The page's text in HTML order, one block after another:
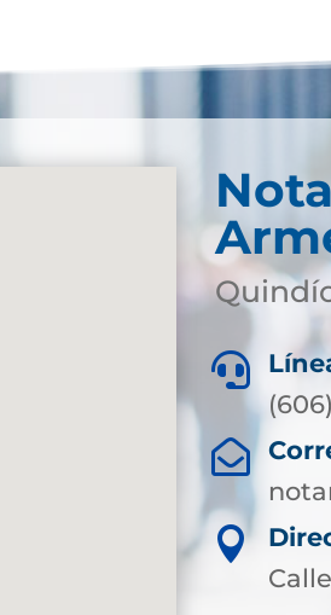


